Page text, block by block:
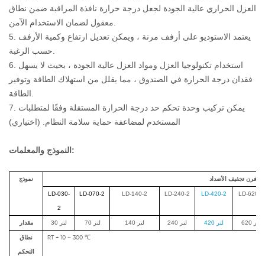
العزل الحراري عالية الجودة لجعل درجة حرارة نافذة المراقبة ضمن نطاق
معقول لضمان الاستخدام الآمن.
5. يعتمد الاستوديو على أرفف مرنة ، ويمكن تعديل ارتفاع وكمية الأرفف
حسب الرغبة.
6. استخدام تكنولوجيا العزل ومواد العزل عالية الجودة ، بحيث لا يسهل
فقدان درجة الحرارة في الصندوق ، مما يقلل من استهلاك الطاقة وتوفير
الطاقة.
7. يمكن تركيب وحدة تحكم حد درجة الحرارة المستقلة وفقًا لمتطلبات
المستخدم لمضاعفة حماية سلامة النظام. (اختياري)
النموذج والمعلمات:
نموذج فرن تجفيف الأضداد
LD-030-
2
LD-070-2 LD-140-2 LD-240-2 LD-420-2 LD-620-2
مقدار 30 لتر 70 لتر 140 لتر 240 لتر 420 لتر 620 لتر
نطاق
التحكم
RT + 10 ~ 300 ℃